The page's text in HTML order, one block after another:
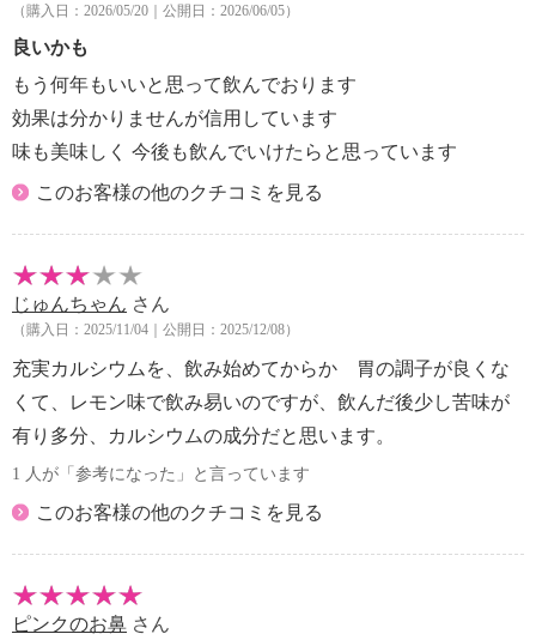
・本品は、特定保健用食品と異なり、消費者庁長官に
よる個別審査を受けたものではありません。
（購入日：2026/05/20｜公開日：2026/06/05）
良いかも
もう何年もいいと思って飲んでおります
効果は分かりませんが信用しています
味も美味しく 今後も飲んでいけたらと思っています
このお客様の他のクチコミを見る
じゅんちゃん さん
（購入日：2025/11/04｜公開日：2025/12/08）
充実カルシウムを、飲み始めてからか 胃の調子が良くな
くて、レモン味で飲み易いのですが、飲んだ後少し苦味が
有り多分、カルシウムの成分だと思います。
1 人が「参考になった」と言っています
このお客様の他のクチコミを見る
ピンクのお鼻 さん